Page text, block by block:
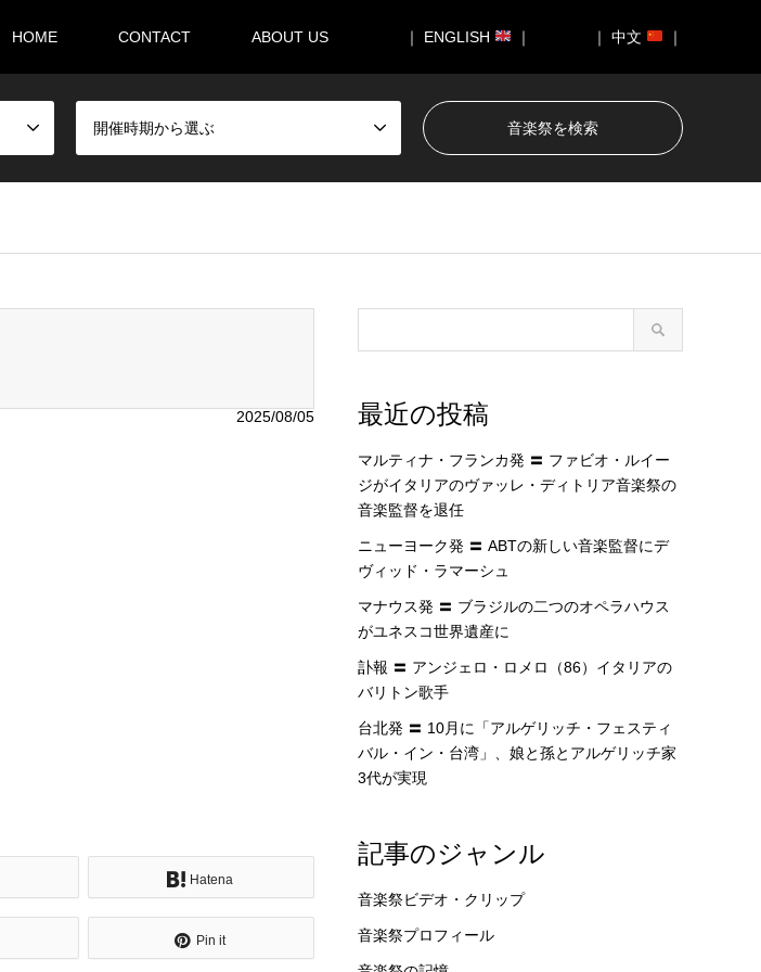
HOME CONTACT ABOUT US ｜ ENGLISH ｜ ｜ 中文 ｜
開催時期から選ぶ
2025/08/05
Hatena
Pin it
最近の投稿
マルティナ・フランカ発 〓 ファビオ・ルイー
ジがイタリアのヴァッレ・ディトリア音楽祭の
音楽監督を退任
ニューヨーク発 〓 ABTの新しい音楽監督にデ
ヴィッド・ラマーシュ
マナウス発 〓 ブラジルの二つのオペラハウス
がユネスコ世界遺産に
訃報 〓 アンジェロ・ロメロ（86）イタリアの
バリトン歌手
台北発 〓 10月に「アルゲリッチ・フェスティ
バル・イン・台湾」、娘と孫とアルゲリッチ家
3代が実現
記事のジャンル
音楽祭ビデオ・クリップ
音楽祭プロフィール